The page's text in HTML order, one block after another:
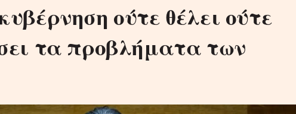
ούτε θέλει ούτε
τα προβλήματα των